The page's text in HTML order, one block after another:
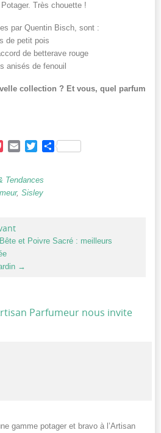
Très chouette !
par Quentin Bisch, sont :
de petit pois
de betterave rouge
anisés de fenouil
collection ? Et vous, quel parfum
PocketEmailTwitterPartager
Tendances
, Sisley
et Poivre Sacré : meilleurs
→
Parfumeur nous invite
gamme potager et bravo à l’Artisan